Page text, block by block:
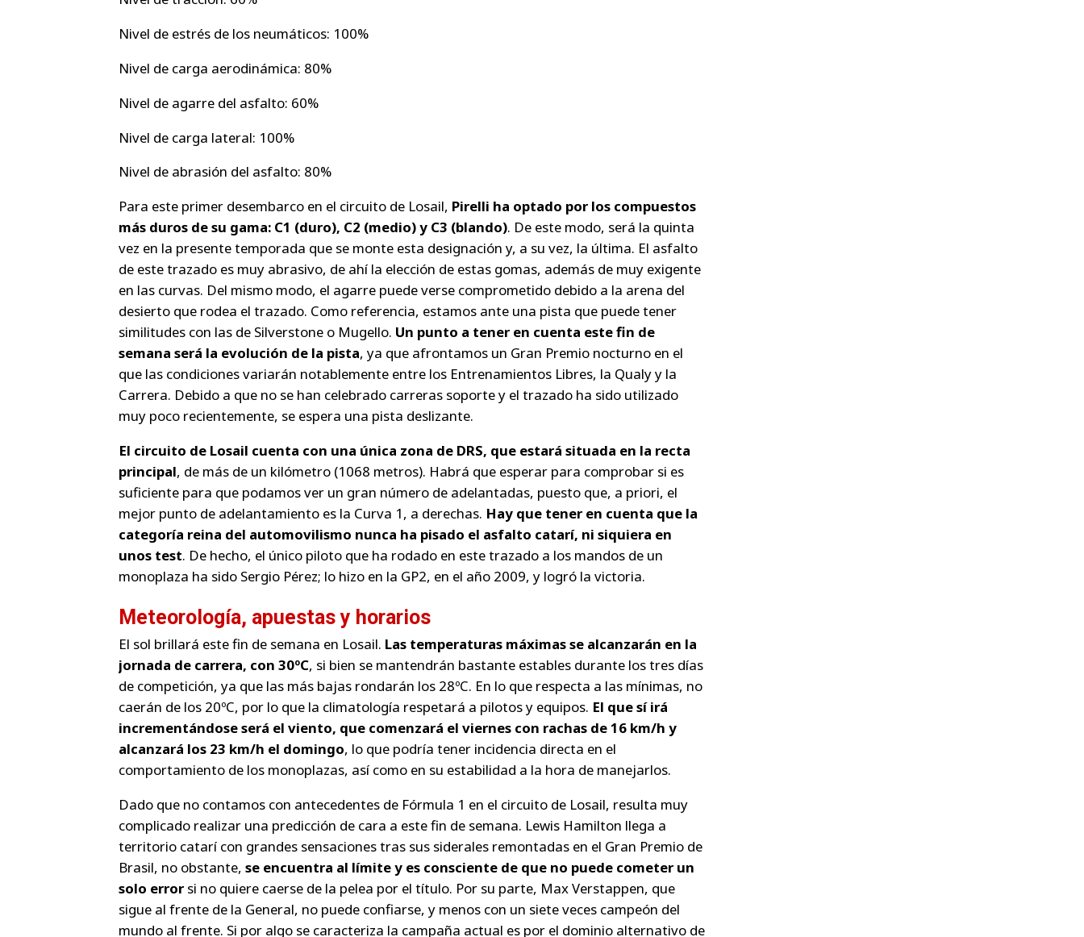
Nivel de estrés de los neumáticos: 100%
Nivel de carga aerodinámica: 80%
Nivel de agarre del asfalto: 60%
Nivel de carga lateral: 100%
Nivel de abrasión del asfalto: 80%
Para este primer desembarco en el circuito de Losail, Pirelli ha optado por los compuestos
más duros de su gama: C1 (duro), C2 (medio) y C3 (blando). De este modo, será la quinta
vez en la presente temporada que se monte esta designación y, a su vez, la última. El asfalto
de este trazado es muy abrasivo, de ahí la elección de estas gomas, además de muy exigente
en las curvas. Del mismo modo, el agarre puede verse comprometido debido a la arena del
desierto que rodea el trazado. Como referencia, estamos ante una pista que puede tener
similitudes con las de Silverstone o Mugello. Un punto a tener en cuenta este fin de
semana será la evolución de la pista, ya que afrontamos un Gran Premio nocturno en el
que las condiciones variarán notablemente entre los Entrenamientos Libres, la Qualy y la
Carrera. Debido a que no se han celebrado carreras soporte y el trazado ha sido utilizado
muy poco recientemente, se espera una pista deslizante.
El circuito de Losail cuenta con una única zona de DRS, que estará situada en la recta
principal, de más de un kilómetro (1068 metros). Habrá que esperar para comprobar si es
suficiente para que podamos ver un gran número de adelantadas, puesto que, a priori, el
mejor punto de adelantamiento es la Curva 1, a derechas. Hay que tener en cuenta que la
categoría reina del automovilismo nunca ha pisado el asfalto catarí, ni siquiera en
unos test. De hecho, el único piloto que ha rodado en este trazado a los mandos de un
monoplaza ha sido Sergio Pérez; lo hizo en la GP2, en el año 2009, y logró la victoria.
Meteorología, apuestas y horarios
El sol brillará este fin de semana en Losail. Las temperaturas máximas se alcanzarán en la
jornada de carrera, con 30ºC, si bien se mantendrán bastante estables durante los tres días
de competición, ya que las más bajas rondarán los 28ºC. En lo que respecta a las mínimas, no
caerán de los 20ºC, por lo que la climatología respetará a pilotos y equipos. El que sí irá
incrementándose será el viento, que comenzará el viernes con rachas de 16 km/h y
alcanzará los 23 km/h el domingo, lo que podría tener incidencia directa en el
comportamiento de los monoplazas, así como en su estabilidad a la hora de manejarlos.
Dado que no contamos con antecedentes de Fórmula 1 en el circuito de Losail, resulta muy
complicado realizar una predicción de cara a este fin de semana. Lewis Hamilton llega a
territorio catarí con grandes sensaciones tras sus siderales remontadas en el Gran Premio de
Brasil, no obstante, se encuentra al límite y es consciente de que no puede cometer un
solo error si no quiere caerse de la pelea por el título. Por su parte, Max Verstappen, que
sigue al frente de la General, no puede confiarse, y menos con un siete veces campeón del
mundo al frente. Si por algo se caracteriza la campaña actual es por el dominio alternativo de